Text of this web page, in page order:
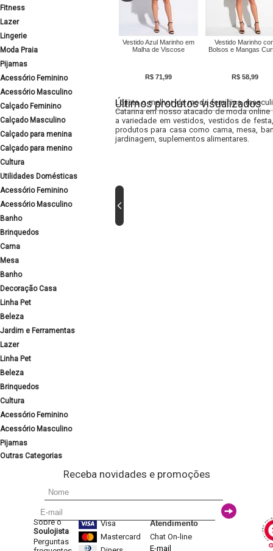
Fitness
Lazer
Lingerie
Moda Praia
Pijamas
Acessório Feminino
Acessório Masculino
Calçado Feminino
Calçado Masculino
Calçado para menina
Calçado para menino
Cultura
Utilidades Domésticas
Acessório Feminino
Acessório Masculino
Banho
Brinquedos
Cama
Mesa
Banho
Decoração Casa
Linha Pet
Beleza
Jardim e Ferramentas
Lazer
Linha Pet
Beleza
Brinquedos
Cultura
Acessório Feminino
Acessório Masculino
Pijamas
Outras Categorias
Vestido Azul Marinho em
Malha de Viscose
R$ 71,99
Vestido Marinho
Bolsos e Mangas
R$ 58,99
Últimos produtos visualizados
Lojista o melhor da moda feminina,
Catarina em nosso atacado de moda
a variedade em vestidos, vestidos de
produtos para casa como cama, mesa,
jardinagem, suplementos alimentares.
Receba novidades e promoções
Sobre o
Soulojista
Perguntas
Visa
Mastercard
Atendimento
Chat On-line
E-mail